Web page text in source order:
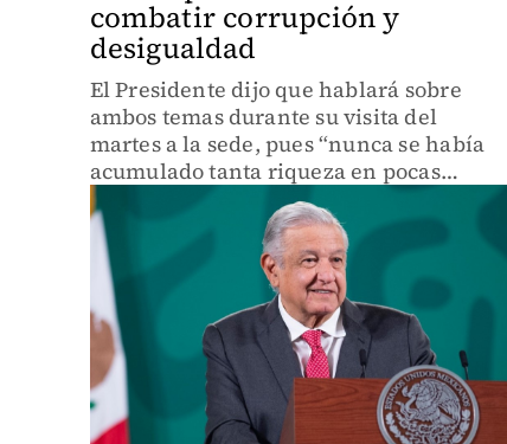
combatir corrupción y
desigualdad
El Presidente dijo que hablará sobre
ambos temas durante su visita del
martes a la sede, pues “nunca se había
acumulado tanta riqueza en pocas